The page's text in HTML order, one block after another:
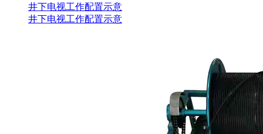
井下电视工作配置示意
井下电视工作配置示意